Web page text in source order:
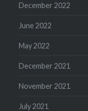
December 2022
June 2022
May 2022
December 2021
November 2021
July 2021